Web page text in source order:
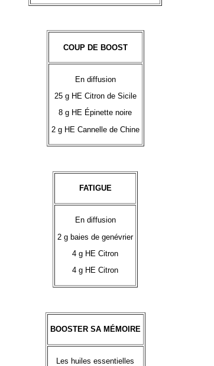
COUP DE BOOST
En diffusion
25 g HE Citron de Sicile
8 g HE Épinette noire
2 g HE Cannelle de Chine
FATIGUE
En diffusion
2 g baies de genévrier
4 g HE Citron
4 g HE Citron
BOOSTER SA MÉMOIRE
Les huiles essentielles